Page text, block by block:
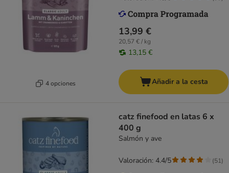
4 opciones
13,99 €
20,57 € / kg
13,15 €
Añadir a la cesta
catz finefood en latas 6 x
400 g
Salmón y ave
Valoración: 4.4/5 (51)